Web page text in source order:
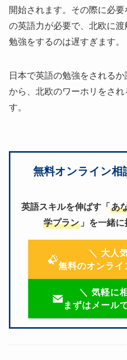
開始されます。その際に必
の英語力が必要で、北欧に
勉強をするのは遅すぎます。
日本で英語の勉強をされる
から、北欧のワーホリをさ
す。
無料オンライン相
英語スキルを伸ばす「 あ
学プラン 」を一緒
＼ 大人
無料のオンライ
＼ 気軽に
まずはメール